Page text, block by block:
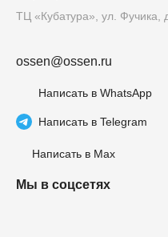
Мы в соцсетях
ossen@ossen.ru
Написать в WhatsApp
ТЦ «Кубатура», ул. Фучика,
Написать в Telegram
Написать в Max